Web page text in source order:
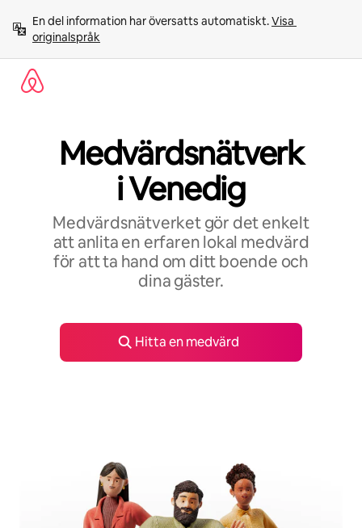
innehåll
En del information har översatts automatiskt. Visa
originalspråk
Medvärdsnätverk
i Venedig
Medvärdsnätverket gör det enkelt
att anlita en erfaren lokal medvärd
för att ta hand om ditt boende och
dina gäster.
Hitta en medvärd